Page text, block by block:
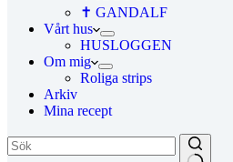
✝ GANDALF
Vårt hus
HUSLOGGEN
Om mig
Roliga strips
Arkiv
Mina recept